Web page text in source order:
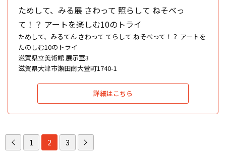
ためして、みる展 さわって 照らして ねそべっ
て！？ アートを楽しむ10のトライ
ためして、みるてん さわって てらして ねそべって！？ アートを
たのしむ10のトライ
滋賀県立美術館 展示室3
滋賀県大津市瀬田南大萱町1740-1
詳細はこちら
1 2 3